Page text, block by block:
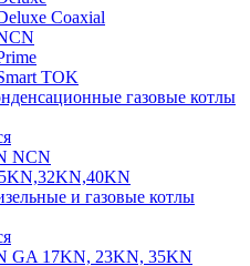
Coaxial
TOK
газовые котлы
NCN
и газовые котлы
GA 17KN, 23KN, 35KN